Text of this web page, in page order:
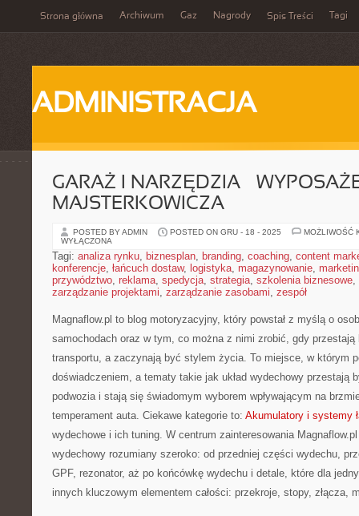
Strona główna Archiwum Gaz Nagrody Spis Treści Tagi
ADMINISTRACJA
GARAŻ I NARZĘDZIA –
MAJSTERKOWICZA
POSTED BY ADMIN POSTED ON GRU - 18 - 2025
MOŻLIWOŚĆ
WYŁĄCZONA
Tagi: analiza rynku, biznesplan, branding, coaching, content
konferencje, łańcuch dostaw, logistyka, magazynowanie,
przywództwo, reklama, spedycja, strategia, szkolenia biznesowe,
zarządzanie projektami, zarządzanie zasobami, zespół
Magnaflow.pl to blog motoryzacyjny, który powstał z myślą o
samochodach oraz w tym, co można z nimi zrobić, gdy
transportu, a zaczynają być stylem życia. To miejsce, w którym
doświadczeniem, a tematy takie jak układ wydechowy przestają
podwozia i stają się świadomym wyborem wpływającym na
temperament auta. Ciekawe kategorie to: Akumulatory i systemy
wydechowe i ich tuning. W centrum zainteresowania
wydechowy rozumiany szeroko: od przedniej części wydechu,
GPF, rezonator, aż po końcówkę wydechu i detale, które dla
innych kluczowym elementem całości: przekroje, stopy, złącza,